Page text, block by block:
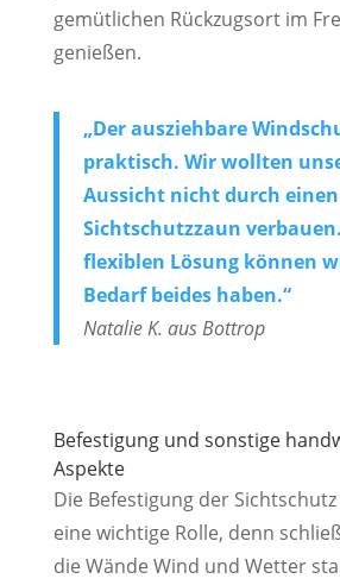
gemütlichen Rückzugsort im
genießen.
„Der ausziehbare
praktisch. Wir wollten
Aussicht nicht durch einen
Sichtschutzzaun
flexiblen Lösung können
Bedarf beides haben.“
Natalie K. aus Bottrop
Befestigung und sonstige
Aspekte
Die Befestigung der
eine wichtige Rolle, denn
die Wände Wind und Wetter